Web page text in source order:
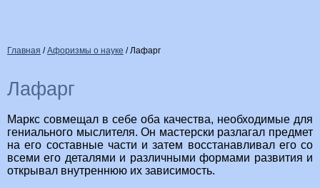
Главная /Афоризмы о науке /Лафарг
Лафарг
Маркс совмещал в себе оба качества, необходимые для
гениального мыслителя. Он мастерски разлагал предмет
на его составные части и затем восстанавливал его со
всеми его деталями и различными формами развития и
открывал внутреннюю их зависимость.